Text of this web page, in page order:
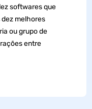
softwares que
melhores
ou grupo de
entre